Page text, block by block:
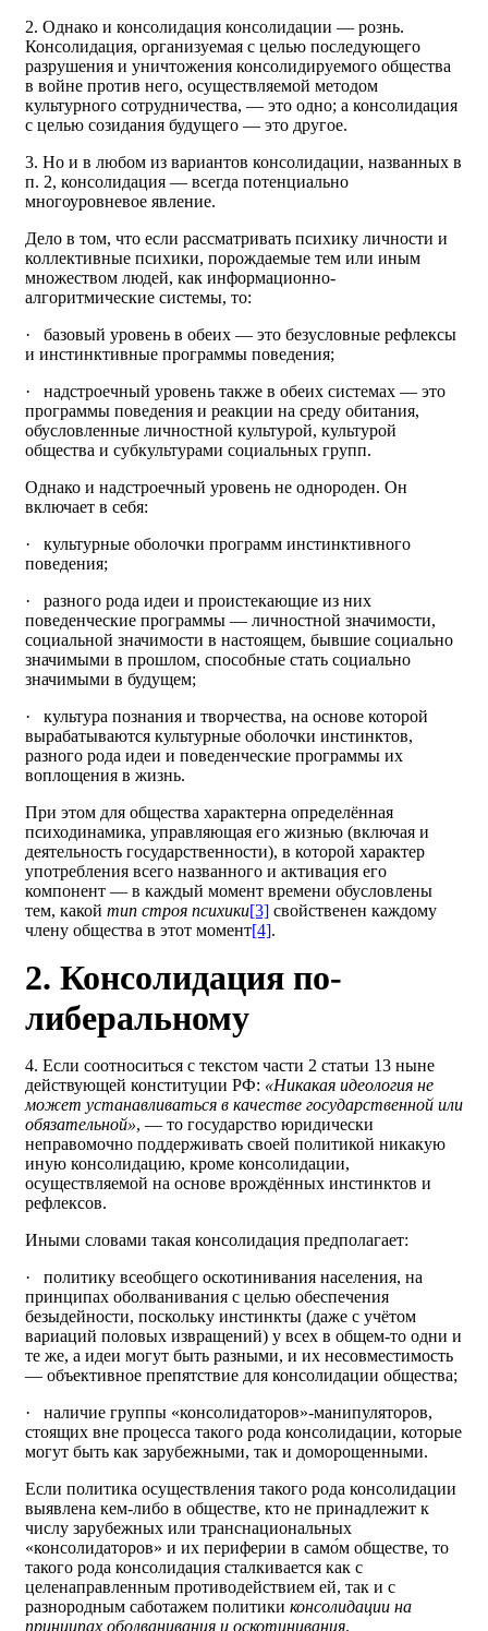
2. Однако и консолидация консолидации — рознь.
Консолидация, организуемая с целью последующего
разрушения и уничтожения консолидируемого общества
в войне против него, осуществляемой методом
культурного сотрудничества, — это одно; а консолидация
с целью созидания будущего — это другое.
3. Но и в любом из вариантов консолидации, названных в
п. 2, консолидация — всегда потенциально
многоуровневое явление.
Дело в том, что если рассматривать психику личности и
коллективные психики, порождаемые тем или иным
множеством людей, как информационно-
алгоритмические системы, то:
· базовый уровень в обеих — это безусловные рефлексы
и инстинктивные программы поведения;
· надстроечный уровень также в обеих системах — это
программы поведения и реакции на среду обитания,
обусловленные личностной культурой, культурой
общества и субкультурами социальных групп.
Однако и надстроечный уровень не однороден. Он
включает в себя:
· культурные оболочки программ инстинктивного
поведения;
· разного рода идеи и проистекающие из них
поведенческие программы — личностной значимости,
социальной значимости в настоящем, бывшие социально
значимыми в прошлом, способные стать социально
значимыми в будущем;
· культура познания и творчества, на основе которой
вырабатываются культурные оболочки инстинктов,
разного рода идеи и поведенческие программы их
воплощения в жизнь.
При этом для общества характерна определённая
психодинамика, управляющая его жизнью (включая и
деятельность государственности), в которой характер
употребления всего названного и активация его
компонент — в каждый момент времени обусловлены
тем, какой тип строя психики[3] свойственен каждому
члену общества в этот момент[4].
2. Консолидация по-
либеральному
4. Если соотноситься с текстом части 2 статьи 13 ныне
действующей конституции РФ: «Никакая идеология не
может устанавливаться в качестве государственной или
обязательной», — то государство юридически
неправомочно поддерживать своей политикой никакую
иную консолидацию, кроме консолидации,
осуществляемой на основе врождённых инстинктов и
рефлексов.
Иными словами такая консолидация предполагает:
· политику всеобщего оскотинивания населения, на
принципах оболванивания с целью обеспечения
безыдейности, поскольку инстинкты (даже с учётом
вариаций половых извращений) у всех в общем-то одни и
те же, а идеи могут быть разными, и их несовместимость
— объективное препятствие для консолидации общества;
· наличие группы «консолидаторов»-манипуляторов,
стоящих вне процесса такого рода консолидации, которые
могут быть как зарубежными, так и доморощенными.
Если политика осуществления такого рода консолидации
выявлена кем-либо в обществе, кто не принадлежит к
числу зарубежных или транснациональных
«консолидаторов» и их периферии в само́м обществе, то
такого рода консолидация сталкивается как с
целенаправленным противодействием ей, так и с
разнородным саботажем политики консолидации на
принципах оболванивания и оскотинивания.